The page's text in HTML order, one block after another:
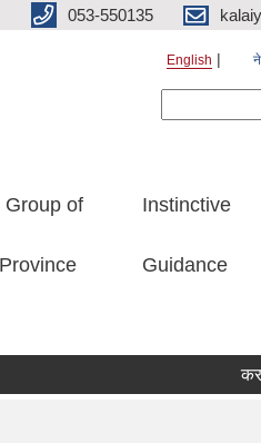
053-550135
English
Group of Instinctive
Guidance